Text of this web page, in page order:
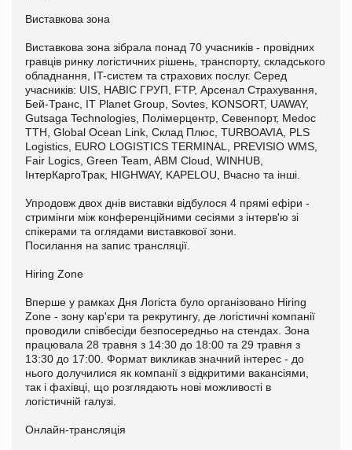
Виставкова зона
Виставкова зона зібрала понад 70 учасників - провідних
гравців ринку логістичних рішень, транспорту, складського
обладнання, IT-систем та страхових послуг. Серед
учасників: UIS, НАВІС ГРУП, FTP, Арсенал Страхування,
Бей-Транс, IT Planet Group, Sovtes, KONSORT, UAWAY,
Gutsaga Technologies, Полімерцентр, Севенпорт, Medoc
ТТН, Global Ocean Link, Склад Плюс, TURBOAVIA, PLS
Logistics, EURO LOGISTICS TERMINAL, PREVISIO WMS,
Fair Logics, Green Team, ABM Cloud, WINHUB,
ІнтерКаргоТрак, HIGHWAY, KAPELOU, Вчасно та інші.
Упродовж двох днів виставки відбулося 4 прямі ефіри -
стримінги між конференційними сесіями з інтерв'ю зі
спікерами та оглядами виставкової зони.
Посилання на запис трансляції.
Hiring Zone
Вперше у рамках Дня Логіста було організовано Hiring
Zone - зону кар'єри та рекрутингу, де логістичні компанії
проводили співбесіди безпосередньо на стендах. Зона
працювала 28 травня з 14:30 до 18:00 та 29 травня з
13:30 до 17:00. Формат викликав значний інтерес - до
нього долучилися як компанії з відкритими вакансіями,
так і фахівці, що розглядають нові можливості в
логістичній галузі.
Онлайн-трансляція